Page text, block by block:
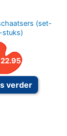
(set-
stuks)
22.95
verder